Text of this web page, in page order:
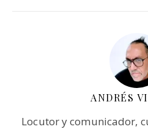
ANDRÉS
Locutor y comunicador,